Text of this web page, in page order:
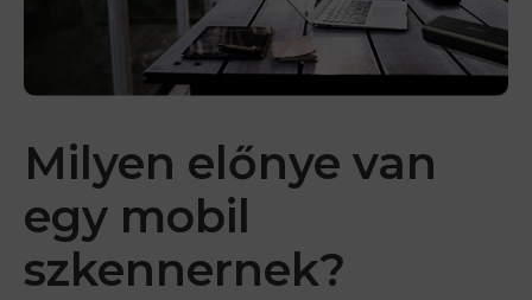
Milyen előnye van
egy mobil
szkennernek?